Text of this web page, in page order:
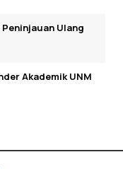
Ulang
Akademik UNM